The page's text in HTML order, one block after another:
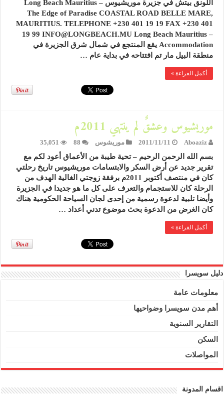
اللونق بيتش في جزيرة موريشيوس Long Beach Mauritius –
The Edge of Paradise COASTAL ROAD BELLE MARE,
MAURITIUS. TELEPHONE +230 401 19 19 FAX +230 401
19 99 INFO@LONGBEACH.MU Long Beach Mauritius –
Accommodation يقع المنتجع في شمال شرق الجزيرة في
منطقة البيل مار تم افتتاحه في بداية عام …
أكمل القراءة »
موريشيوس وعشقٌ لم ينتهي 2011م
Aboaziz
2011/11/11 موريشوس 88
35,051
بسم الله الرحمن الرحيم – تحية طيبة من الأعماق أعود لكم مع
تقرير جديد عن أرض السكر والابتسامات موريشيوس تاريخ رحلتي
كان في منتصف أكتوبر 2011م برفقة زوجتي الغالية الهدف من
الرحلة كان للاستجمام والتعرف على كل ما هو جديدا في الجزيرة
وأيضا تلبية لدعوة رسمية من إحدى لجان السياحة الحكومية هناك
كان الغرض من الدعوة بحث موضوع تدني أعداد …
أكمل القراءة »
دليل سويسرا
معلومات عامة
أهم مدن سويسرا وضواحيها
التقارير السنوية
السكن
المواصلات
اقسام المدونة